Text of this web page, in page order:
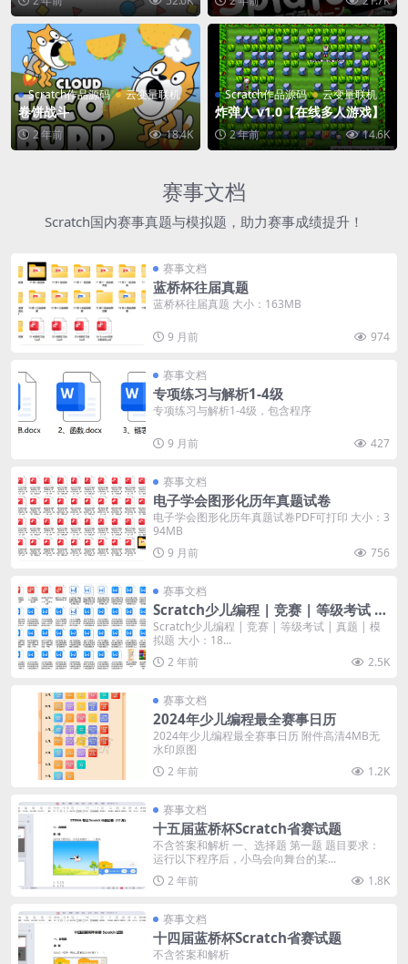
Scratch作品源码 云变量联机
卷饼战斗
2 年前 18.4K
Scratch作品源码 云变量联机
炸弹人 v1.0【在线多人游戏】
2 年前 14.6K
赛事文档
Scratch国内赛事真题与模拟题，助力赛事成绩提升！
赛事文档
蓝桥杯往届真题
蓝桥杯往届真题 大小：163MB
9 月前 974
赛事文档
专项练习与解析1-4级
专项练习与解析1-4级，包含程序
9 月前 427
赛事文档
电子学会图形化历年真题试卷
电子学会图形化历年真题试卷PDF可打印 大小：3
94MB
9 月前
756
赛事文档
Scratch少儿编程 | 竞赛 | 等级考试 |
真题 | 模拟题
Scratch少儿编程 | 竞赛 | 等级考试 | 真题 | 模
拟题 大小：18...
2 年前
2.5K
赛事文档
2024年少儿编程最全赛事日历
2024年少儿编程最全赛事日历 附件高清4MB无
水印原图
2 年前
1.2K
赛事文档
十五届蓝桥杯Scratch省赛试题
不含答案和解析 一、选择题 第一题 题目要求：
运行以下程序后，小鸟会向舞台的某...
2 年前
1.8K
赛事文档
十四届蓝桥杯Scratch省赛试题
不含答案和解析